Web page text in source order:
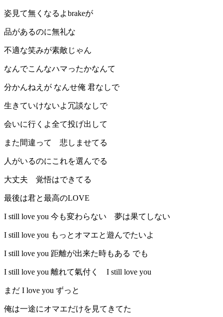
姿見て無くなるよbrakeが
品があるのに無礼な
不適な笑みが素敵じゃん
なんでこんなハマったかなんて
分かんねえが なんせ俺 君なしで
生きていけないよ冗談なしで
会いに行くよ全て投げ出して
また間違って 悲しませてる
人がいるのにこれを選んでる
大丈夫 覚悟はできてる
最後は君と最高のLOVE
I still love you 今も変わらない 夢は果てしない
I still love you もっとオマエと遊んでたいよ
I still love you 距離が出来た時もある でも
I still love you 離れて氣付く I still love you
まだ I love you ずっと
俺は一途にオマエだけを見てきてた